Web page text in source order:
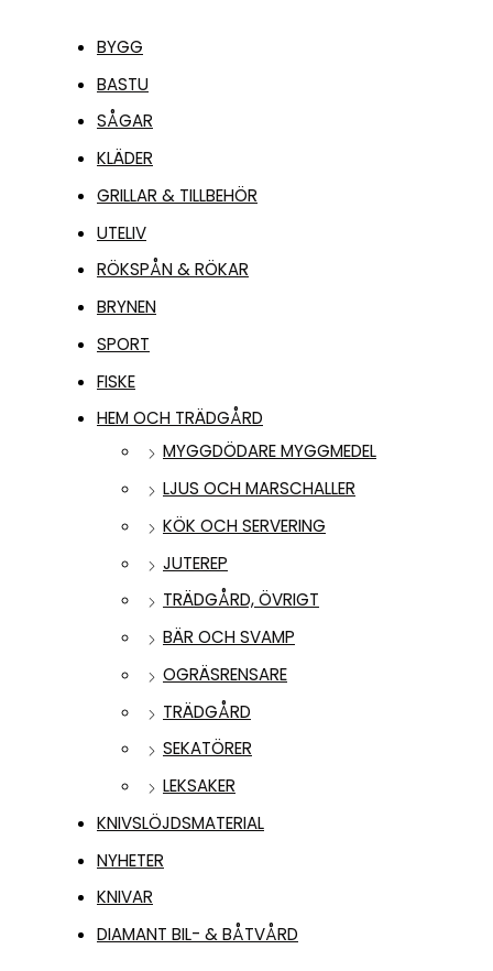
BYGG
BASTU
SÅGAR
KLÄDER
GRILLAR & TILLBEHÖR
UTELIV
RÖKSPÅN & RÖKAR
BRYNEN
SPORT
FISKE
HEM OCH TRÄDGÅRD
MYGGDÖDARE MYGGMEDEL
LJUS OCH MARSCHALLER
KÖK OCH SERVERING
JUTEREP
TRÄDGÅRD, ÖVRIGT
BÄR OCH SVAMP
OGRÄSRENSARE
TRÄDGÅRD
SEKATÖRER
LEKSAKER
KNIVSLÖJDSMATERIAL
NYHETER
KNIVAR
DIAMANT BIL- & BÅTVÅRD